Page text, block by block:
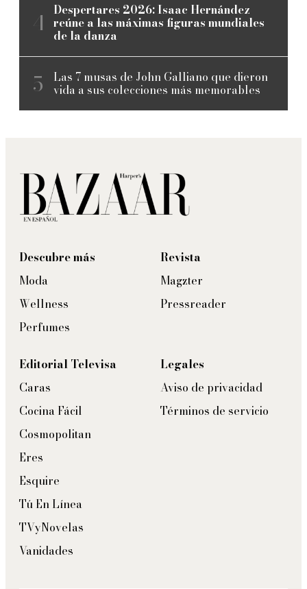
Despertares 2026: Isaac Hernández
reúne a las máximas figuras mundiales
de la danza
Las 7 musas de John Galliano que dieron
vida a sus colecciones más memorables
Descubre más
Moda
Wellness
Perfumes
Revista
Magzter
Pressreader
Editorial Televisa
Caras
Cocina Fácil
Cosmopolitan
Eres
Esquire
Tú En Línea
TVyNovelas
Vanidades
Legales
Aviso de privacidad
Términos de servicio